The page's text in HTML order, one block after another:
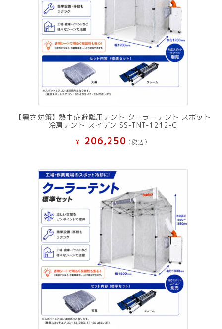
【暑さ対策】熱中症避難用テント クーラーテント スポット
冷房テント スイデン SS-TNT-1212-C
¥ 206,250 (税込）